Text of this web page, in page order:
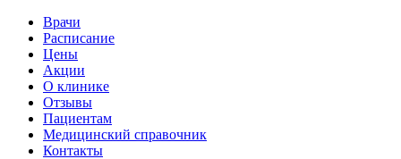
Врачи
Расписание
Цены
Акции
О клинике
Отзывы
Пациентам
Медицинский справочник
Контакты